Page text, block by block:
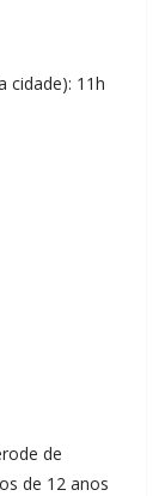
cidade): 11h
de
de 12 anos